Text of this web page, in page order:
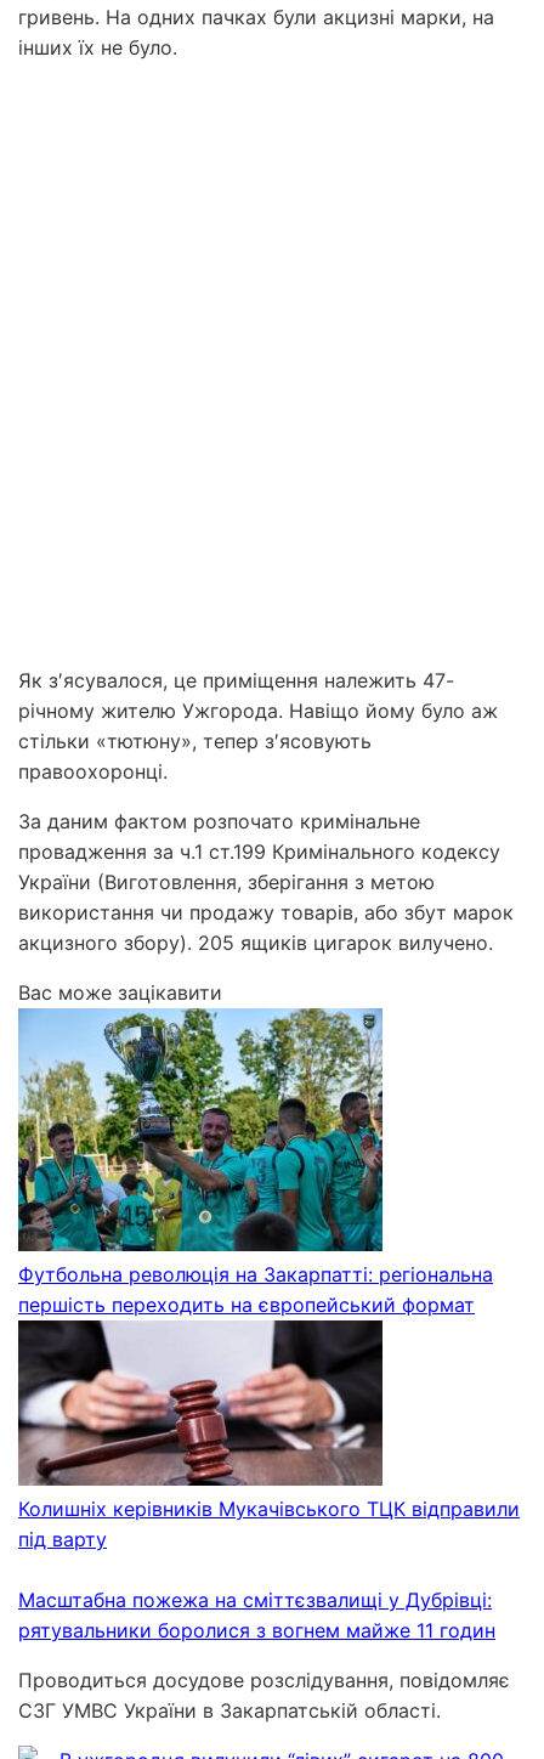
гривень. На одних пачках були акцизні марки, на
інших їх не було.
Як з′ясувалося, це приміщення належить 47-
річному жителю Ужгорода. Навіщо йому було аж
стільки «тютюну», тепер з′ясовують
правоохоронці.
За даним фактом розпочато кримінальне
провадження за ч.1 ст.199 Кримінального кодексу
України (Виготовлення, зберігання з метою
використання чи продажу товарів, або збут марок
акцизного збору). 205 ящиків цигарок вилучено.
Вас може зацікавити
Футбольна революція на Закарпатті: регіональна
першість переходить на європейський формат
Колишніх керівників Мукачівського ТЦК відправили
під варту
Масштабна пожежа на сміттєзвалищі у Дубрівці:
рятувальники боролися з вогнем майже 11 годин
Проводиться досудове розслідування, повідомляє
СЗГ УМВС України в Закарпатській області.